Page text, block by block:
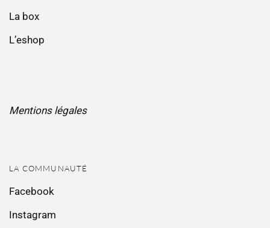
La box
L’eshop
Mentions légales
LA COMMUNAUTÉ
Facebook
Instagram